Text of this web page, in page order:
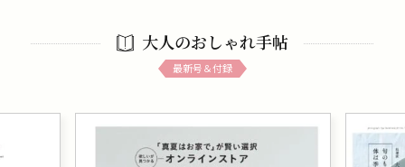
大人のおしゃれ手帖
最新号＆付録